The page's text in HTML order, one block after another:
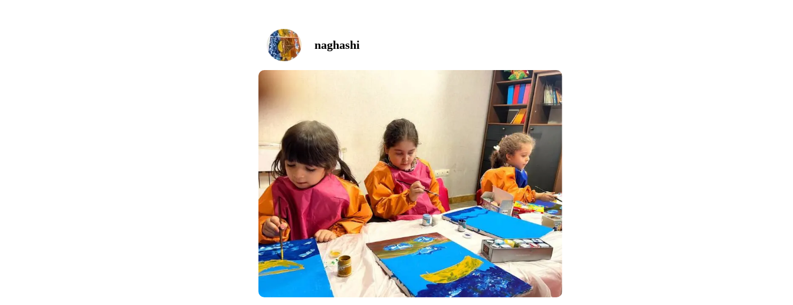
مهارت‌های حرکتی ظریف، افزایش دقت و تمرکز و پرورش خلاقیت
هماهنگی چشم و دست، توانستند اثر هنری خود را با علاقه و
اشتیاق کامل کنند. در این مسیر، مهارت‌هایی همچون رعایت
نظم، پیروی از دستورالعمل، مشارکت گروهی و تقویت
اعتمادبه‌نفس نیز به‌صورت غیرمستقیم آموزش داده شد. ما باور
داریم یادگیری زمانی عمیق و ماندگار است که با تجربه، لمس و
خلق کردن همراه باشد
naghashi